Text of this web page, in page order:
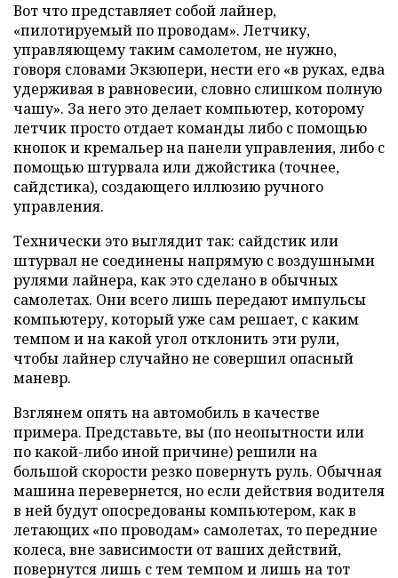
Вот что представляет собой лайнер,
«пилотируемый по проводам». Летчику,
управляющему таким самолетом, не нужно,
говоря словами Экзюпери, нести его «в руках, едва
удерживая в равновесии, словно слишком полную
чашу». За него это делает компьютер, которому
летчик просто отдает команды либо с помощью
кнопок и кремальер на панели управления, либо с
помощью штурвала или джойстика (точнее,
сайдстика), создающего иллюзию ручного
управления.
Технически это выглядит так: сайдстик или
штурвал не соединены напрямую с воздушными
рулями лайнера, как это сделано в обычных
самолетах. Они всего лишь передают импульсы
компьютеру, который уже сам решает, с каким
темпом и на какой угол отклонить эти рули,
чтобы лайнер случайно не совершил опасный
маневр.
Взглянем опять на автомобиль в качестве
примера. Представьте, вы (по неопытности или
по какой-либо иной причине) решили на
большой скорости резко повернуть руль. Обычная
машина перевернется, но если действия водителя
в ней будут опосредованы компьютером, как в
летающих «по проводам» самолетах, то передние
колеса, вне зависимости от ваших действий,
повернутся лишь с тем темпом и лишь на тот